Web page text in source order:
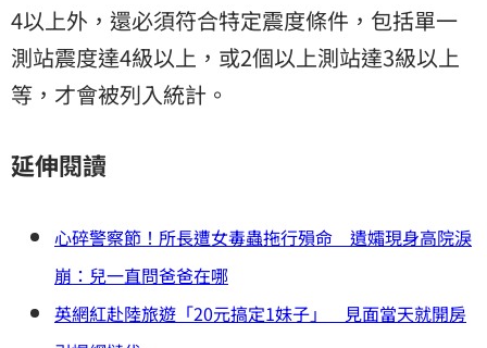
4以上外，還必須符合特定震度條件，包括單一
測站震度達4級以上，或2個以上測站達3級以上
等，才會被列入統計。
延伸閱讀
心碎警察節！所長遭女毒蟲拖行殞命 遺孀現身高院淚
崩：兒一直問爸爸在哪
英網紅赴陸旅遊「20元搞定1妹子」 見面當天就開房